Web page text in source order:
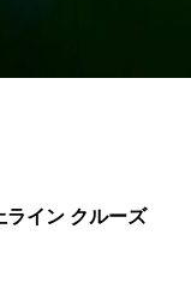
ライン クルーズ